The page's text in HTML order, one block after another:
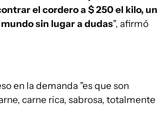
el cordero a $ 250 el kilo, un
sin lugar a dudas", afirmó
en la demanda "es que son
carne rica, sabrosa, totalmente